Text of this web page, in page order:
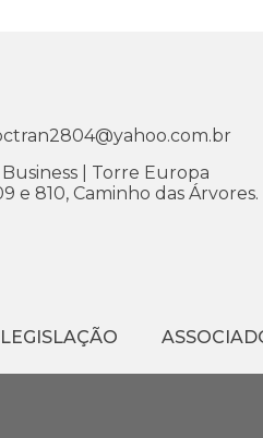
| Torre Europa
e 810, Caminho das Árvores.
LEGISLAÇÃO